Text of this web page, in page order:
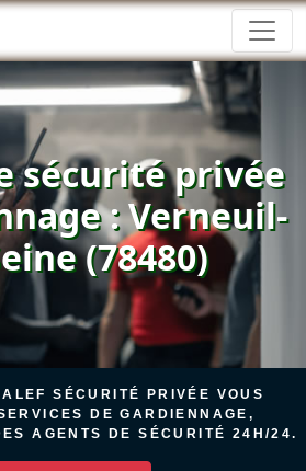
sécurité privée
: Verneuil-
(78480)
SÉCURITÉ PRIVÉE VOUS
DE GARDIENNAGE,
AGENTS DE SÉCURITÉ 24H/24.